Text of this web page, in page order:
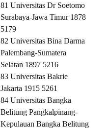
81 Universitas Dr Soetomo
Surabaya-Jawa Timur 1878
5179
82 Universitas Bina Darma
Palembang-Sumatera
Selatan 1897 5216
83 Universitas Bakrie
Jakarta 1915 5261
84 Universitas Bangka
Belitung Pangkalpinang-
Kepulauan Bangka Belitung